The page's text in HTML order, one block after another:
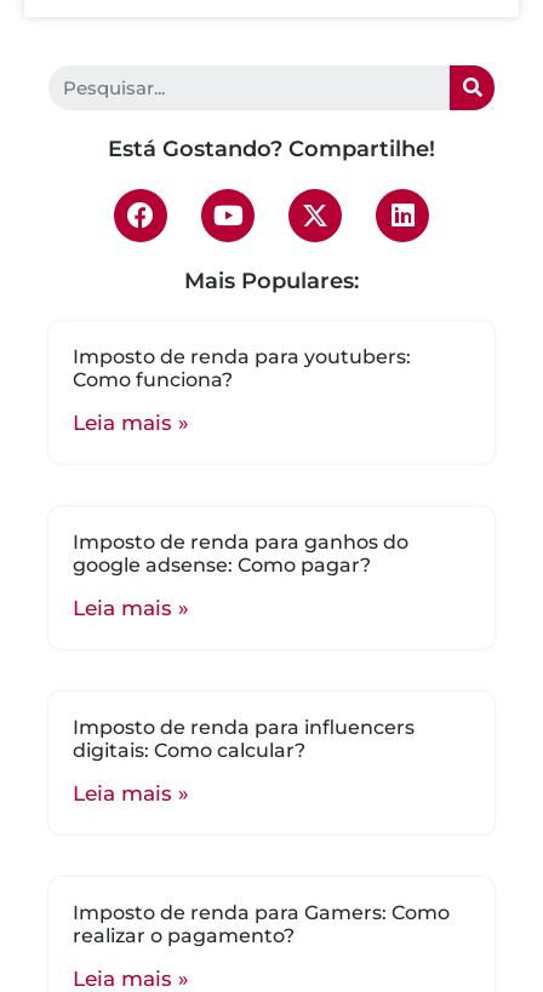
Está Gostando? Compartilhe!
Mais Populares:
Imposto de renda para youtubers:
Como funciona?
Leia mais »
Imposto de renda para ganhos do
google adsense: Como pagar?
Leia mais »
Imposto de renda para influencers
digitais: Como calcular?
Leia mais »
Imposto de renda para Gamers: Como
realizar o pagamento?
Leia mais »